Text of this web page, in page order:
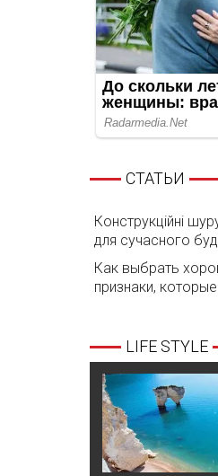
СТАТЬИ
Конструкційні
для сучасного
Как выбрать
признаки, которые
LIFE STYLE